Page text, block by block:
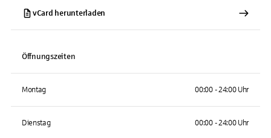
vCard herunterladen
Öffnungszeiten
Montag 00:00 - 24:00 Uhr
Dienstag 00:00 - 24:00 Uhr